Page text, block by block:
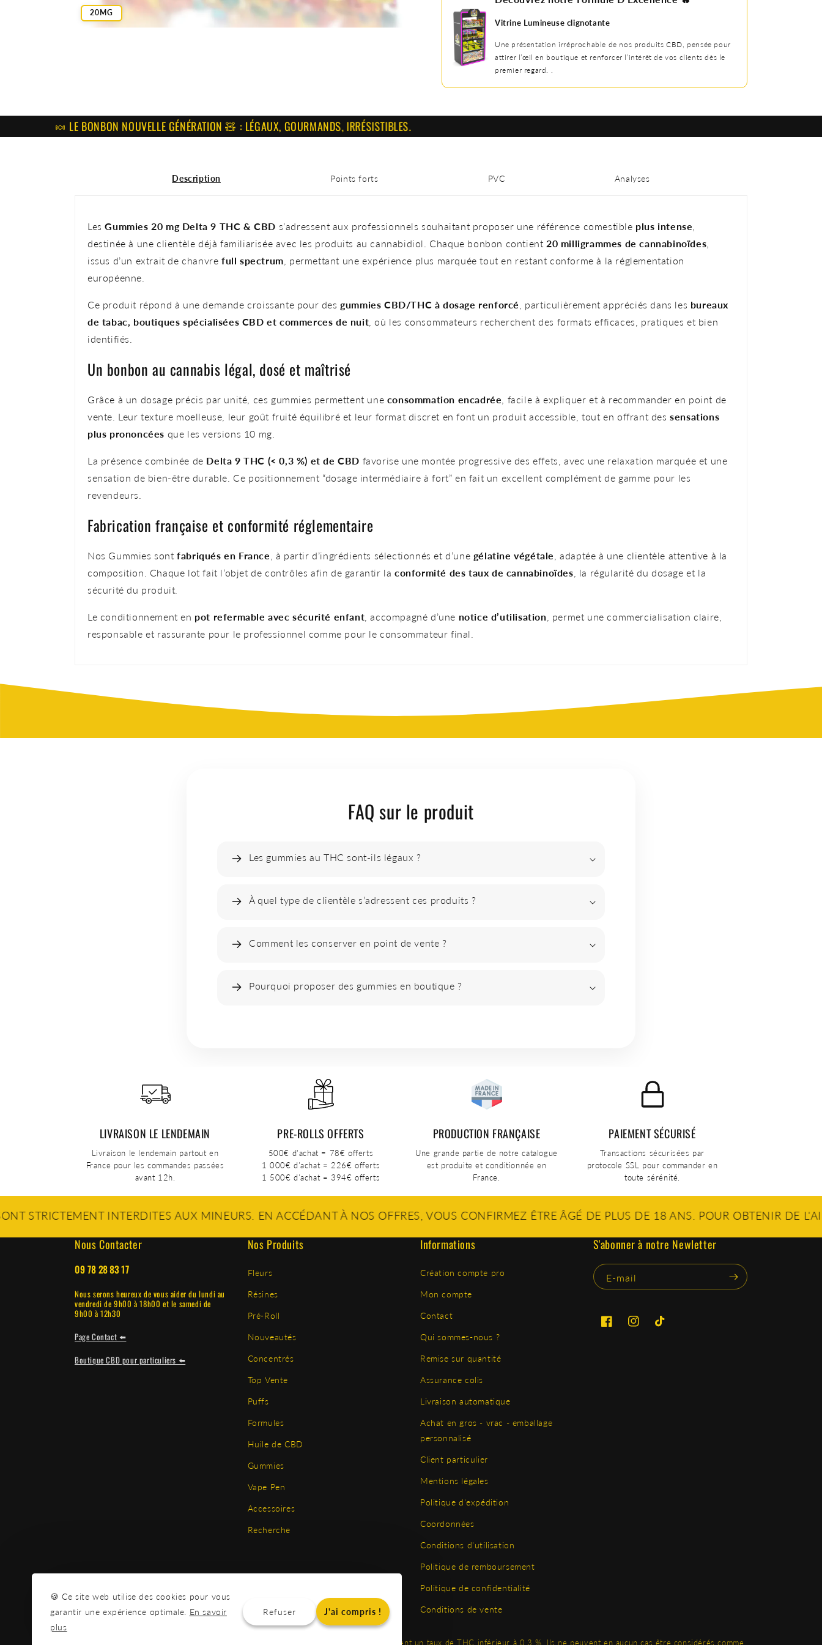
🍪 Ce site web utilise des cookies pour vous
garantir une expérience optimale. En savoir
plus
Refuser J'ai compris !
20MG
Vitrine Lumineuse clignotante
Une présentation irréprochable de nos produits CBD, pensée pour
attirer l’œil en boutique et renforcer l’intérêt de vos clients dès le
premier regard. .
🍬 LE BONBON NOUVELLE GÉNÉRATION 🧸 : LÉGAUX, GOURMANDS, IRRÉSISTIBLES.
Description Points forts PVC Analyses
LesGummies 20 mg Delta 9 THC &CBD s’adressent aux professionnels souhaitant proposer une référence comestible plus intense
destinée à une clientèle déjà familiarisée avec les produits au cannabidiol. Chaque bonbon contient 20 milligrammes de cannabinoïdes
issus d’un extrait de chanvrefull spectrum , permettant une expérience plus marquée tout en restant conforme à la réglementation
européenne.
Ce produit répond à une demande croissante pour desgummies CBD/THC à dosage renforcé , particulièrement appréciés dans les bureaux
de tabac, boutiques spécialisées CBD et commerces de nuit , où les consommateurs recherchent des formats efficaces, pratiques et bien
identifiés.
Un bonbon au cannabis légal, dosé et maîtrisé
Grâce à un dosage précis par unité, ces gummies permettent une consommation encadrée , facile à expliquer et à recommander en point de
vente. Leur texture moelleuse, leur goût fruité équilibré et leur format discret en font un produit accessible, tout en offrant dessensations
plus prononcées que les versions 10 mg.
La présence combinée de Delta 9 THC (< 0,3 %) et de CBD favorise une montée progressive des effets, avec une relaxation marquée et une
sensation de bien-être durable. Ce positionnement “dosage intermédiaire à fort” en fait un excellent complément de gamme pour les
revendeurs.
Fabrication française et conformité réglementaire
Nos Gummies sontfabriqués en France , à partir d’ingrédients sélectionnés et d’une gélatine végétale , adaptée à une clientèle attentive à la
composition. Chaque lot fait l’objet de contrôles afin de garantir laconformité des taux de cannabinoïdes , la régularité du dosage et la
sécurité du produit.
Le conditionnement en pot refermable avec sécurité enfant , accompagné d’une notice d’utilisation , permet une commercialisation claire,
responsable et rassurante pour le professionnel comme pour le consommateur final.
FAQ sur le produit
Les gummies au THC sont-ils légaux ?
À quel type de clientèle s’adressent ces produits ?
Comment les conserver en point de vente ?
Pourquoi proposer des gummies en boutique ?
LIVRAISON LE LENDEMAIN
Livraison le lendemain partout en
France pour les commandes passées
avant 12h.
PRE-ROLLS OFFERTS
500€ d'achat = 78€ offerts
1 000€ d'achat = 226€ offerts
1 500€ d'achat = 394€ offerts
PRODUCTION FRANÇAISE
Une grande partie de notre catalogue
est produite et conditionnée en
France.
PAIEMENT SÉCURISÉ
Transactions sécurisées par
protocole SSL pour commander en
toute sérénité.
INTERDITES AUX MINEURS. EN ACCÉDANT À NOS OFFRES, VOUS CONFIRMEZ ÊTRE ÂGÉ DE PLUS DE 18 ANS. POUR OBTENIR DE L'AIDE
Nous Contacter
09 78 28 83 17
Nous serons heureux de vous aider du lundi au
vendredi de 9h00 à 18h00 et le samedi de
9h00 à 12h30
Page Contact ⬅️
Boutique CBD pour particuliers ⬅️
Nos Produits
Fleurs
Résines
Pré-Roll
Nouveautés
Concentrés
Top Vente
Puffs
Formules
Huile de CBD
Gummies
Vape Pen
Accessoires
Recherche
Informations
Création compte pro
Mon compte
Contact
Qui sommes-nous ?
Remise sur quantité
Assurance colis
Livraison automatique
Achat en gros - vrac - emballage
personnalisé
Client particulier
Mentions légales
Politique d'expédition
Coordonnées
Conditions d'utilisation
Politique de remboursement
Politique de confidentialité
Conditions de vente
S'abonner à notre Newletter
E-mail
FacebookInstagramTikTok
Les produits commercialisés sont conformes à la réglementation française et présentent un taux de THC inférieur à 0,3 %. Ils ne peuvent en aucun cas être considérés comme